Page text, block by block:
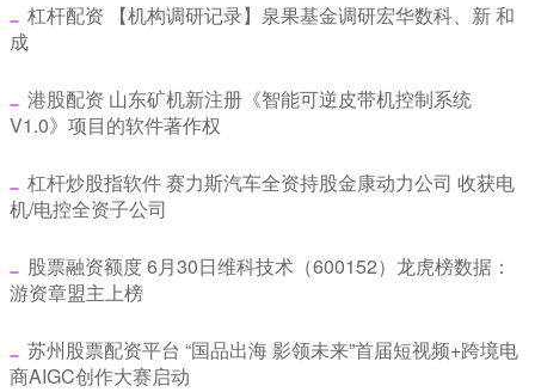
​杠杆配资 【机构调研记录】泉果基金调研宏华数科、新 和
成
​港股配资 山东矿机新注册《智能可逆皮带机控制系统
V1.0》项目的软件著作权
​杠杆炒股指软件 赛力斯汽车全资持股金康动力公司 收获电
机/电控全资子公司
​股票融资额度 6月30日维科技术（600152）龙虎榜数据：
游资章盟主上榜
​苏州股票配资平台 “国品出海 影领未来”首届短视频+跨境电
商AIGC创作大赛启动